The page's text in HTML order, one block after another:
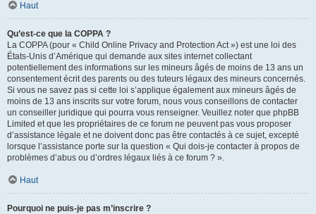
Haut
Qu’est-ce que la COPPA ?
La COPPA (pour « Child Online Privacy and Protection Act ») est une loi des
États-Unis d’Amérique qui demande aux sites internet collectant
potentiellement des informations sur les mineurs âgés de moins de 13 ans un
consentement écrit des parents ou des tuteurs légaux des mineurs concernés.
Si vous ne savez pas si cette loi s’applique également aux mineurs âgés de
moins de 13 ans inscrits sur votre forum, nous vous conseillons de contacter
un conseiller juridique qui pourra vous renseigner. Veuillez noter que phpBB
Limited et que les propriétaires de ce forum ne peuvent pas vous proposer
d’assistance légale et ne doivent donc pas être contactés à ce sujet, excepté
lorsque l’assistance porte sur la question « Qui dois-je contacter à propos de
problèmes d’abus ou d’ordres légaux liés à ce forum ? ».
Haut
Pourquoi ne puis-je pas m’inscrire ?